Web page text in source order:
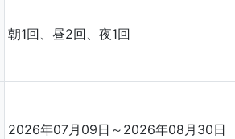
朝1回、昼2回、夜1回
2026年07月09日～2026年08月30日